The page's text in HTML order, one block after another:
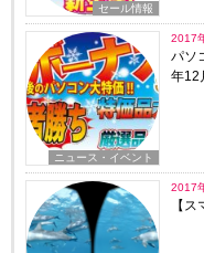
セール情報
ニュース・イベント
2017
パソ
年12
2017
【